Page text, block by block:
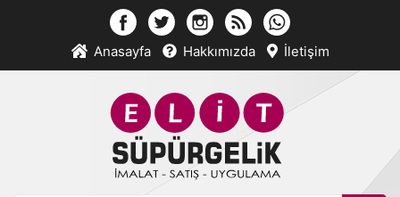
Anasayfa Hakkımızda İletişim